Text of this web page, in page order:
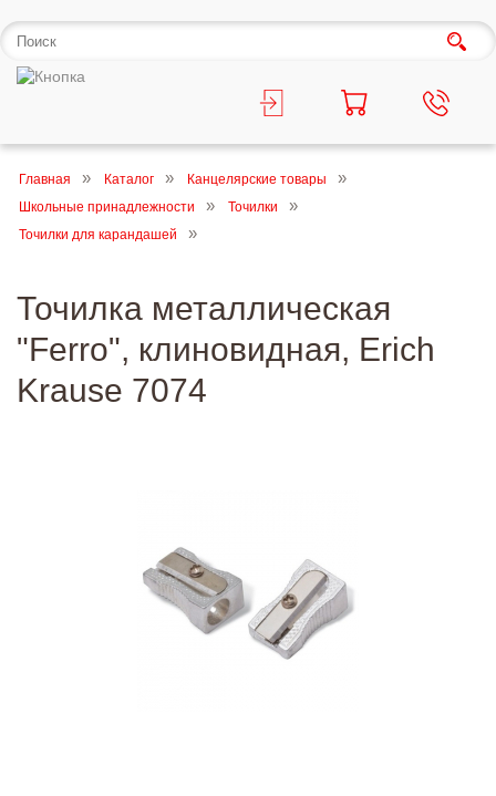
Главная Каталог
Канцелярские товары
Школьные принадлежности
Точилки
Точилки для карандашей
Точилка металлическая
"Ferro", клиновидная, Erich
Krause 7074